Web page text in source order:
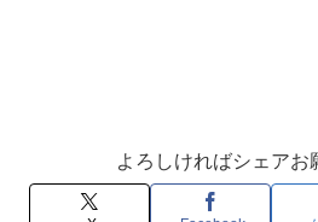
よろしければシェアお